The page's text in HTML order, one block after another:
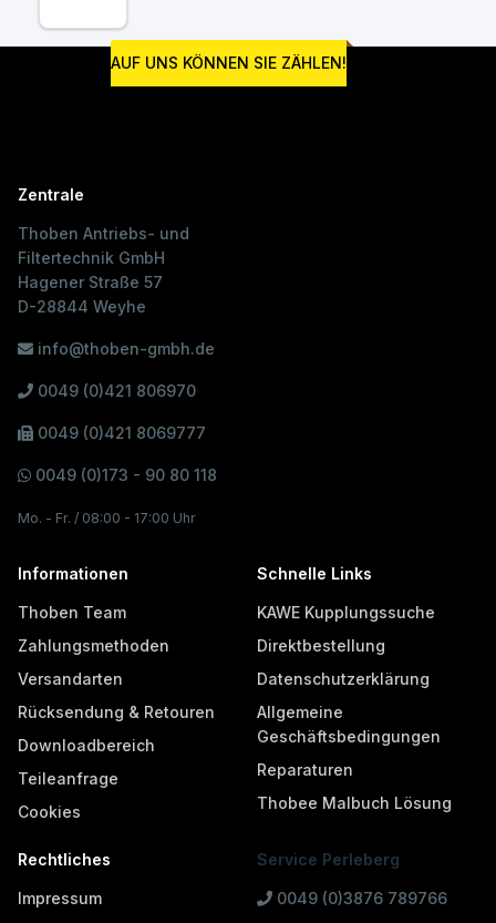
AUF UNS KÖNNEN SIE ZÄHLEN!
Zentrale
Thoben Antriebs- und
Filtertechnik GmbH
Hagener Straße 57
D-28844 Weyhe
info@thoben-gmbh.de
0049 (0)421 806970
0049 (0)421 8069777
0049 (0)173 - 90 80 118
Mo. - Fr. / 08:00 - 17:00 Uhr
Informationen
Thoben Team
Zahlungsmethoden
Versandarten
Rücksendung & Retouren
Downloadbereich
Teileanfrage
Cookies
Schnelle Links
KAWE Kupplungssuche
Direktbestellung
Datenschutzerklärung
Allgemeine
Geschäftsbedingungen
Reparaturen
Thobee Malbuch Lösung
Rechtliches
Impressum
Service Perleberg
0049 (0)3876 789766